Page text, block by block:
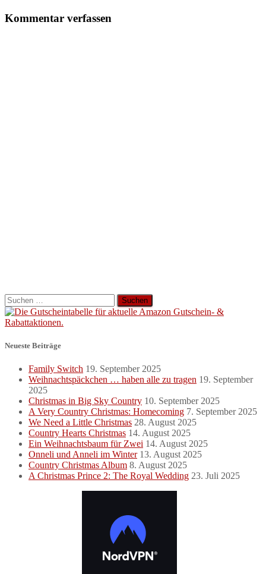
Kommentar verfassen
Suchen
nach:
Neueste Beiträge
Family Switch 19. September 2025
Weihnachtspäckchen … haben alle zu tragen 19. September
2025
Christmas in Big Sky Country 10. September 2025
A Very Country Christmas: Homecoming 7. September 2025
We Need a Little Christmas 28. August 2025
Country Hearts Christmas 14. August 2025
Ein Weihnachtsbaum für Zwei 14. August 2025
Onneli und Anneli im Winter 13. August 2025
Country Christmas Album 8. August 2025
A Christmas Prince 2: The Royal Wedding 23. Juli 2025